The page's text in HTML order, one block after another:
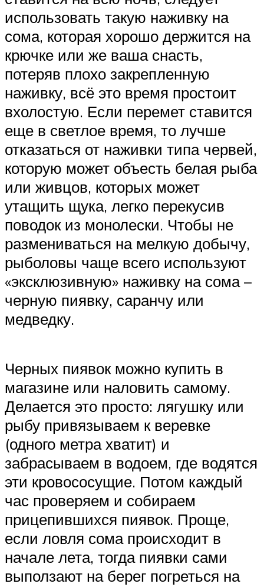
использовать такую наживку на
сома, которая хорошо держится на
крючке или же ваша снасть,
потеряв плохо закрепленную
наживку, всё это время простоит
вхолостую. Если перемет ставится
еще в светлое время, то лучше
отказаться от наживки типа червей,
которую может объесть белая рыба
или живцов, которых может
утащить щука, легко перекусив
поводок из монолески. Чтобы не
размениваться на мелкую добычу,
рыболовы чаще всего используют
«эксклюзивную» наживку на сома –
черную пиявку, саранчу или
медведку.
Черных пиявок можно купить в
магазине или наловить самому.
Делается это просто: лягушку или
рыбу привязываем к веревке
(одного метра хватит) и
забрасываем в водоем, где водятся
эти кровососущие. Потом каждый
час проверяем и собираем
прицепившихся пиявок. Проще,
если ловля сома происходит в
начале лета, тогда пиявки сами
выползают на берег погреться на